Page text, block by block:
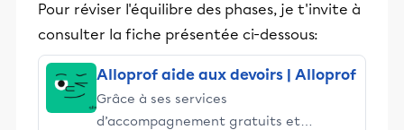
Pour réviser l'équilibre des phases, je t'invite à
consulter la fiche présentée ci-dessous:
Alloprof aide aux devoirs | Alloprof
Grâce à ses services
d’accompagnement gratuits et